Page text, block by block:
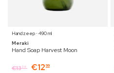
Handzeep ⋅ 490 ml
Meraki
Hand Soap Harvest Moon
€1339 €12 99